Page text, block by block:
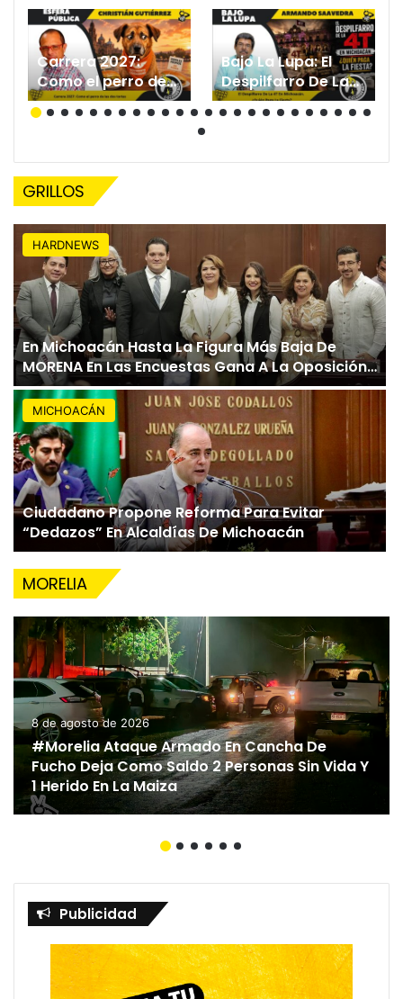
Carrera 2027:
Como el perro de
las dos tortas.
Bajo La Lupa: El
Despilfarro De La
4T EN Michoacán.
¿Quién Paga La
GRILLOS
HARDNEWS
En Michoacán Hasta La Figura Más Baja De
MORENA En Las Encuestas Gana A La Oposición:
César Osuna
MICHOACÁN
Ciudadano Propone Reforma Para Evitar
“Dedazos” En Alcaldías De Michoacán
MORELIA
8 de agosto de 2026
#Morelia Ataque Armado En Cancha De
Fucho Deja Como Saldo 2 Personas Sin Vida Y
1 Herido En La Maiza
Publicidad